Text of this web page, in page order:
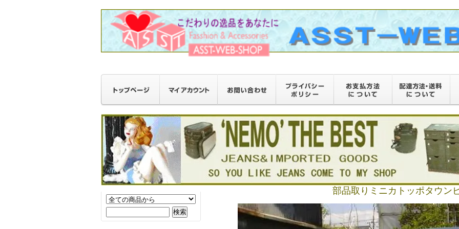
部品取りミニカトッポタウン